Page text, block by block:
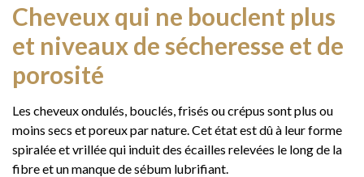
Cheveux qui ne bouclent plus
et niveaux de sécheresse et de
porosité
Les cheveux ondulés, bouclés, frisés ou crépus sont plus ou
moins secs et poreux par nature. Cet état est dû à leur forme
spiralée et vrillée qui induit des écailles relevées le long de la
fibre et un manque de sébum lubrifiant.